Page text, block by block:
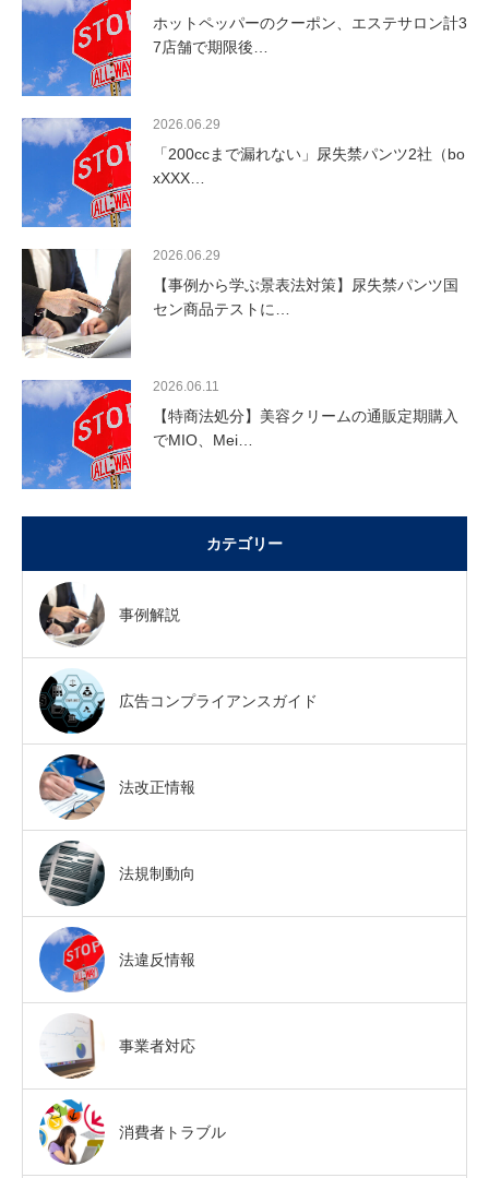
ホットペッパーのクーポン、エステサロン計3
7店舗で期限後…
2026.06.29
「200ccまで漏れない」尿失禁パンツ2社（bo
xXXX…
2026.06.29
【事例から学ぶ景表法対策】尿失禁パンツ国
セン商品テストに…
2026.06.11
【特商法処分】美容クリームの通販定期購入
でMIO、Mei…
カテゴリー
事例解説
広告コンプライアンスガイド
法改正情報
法規制動向
法違反情報
事業者対応
消費者トラブル